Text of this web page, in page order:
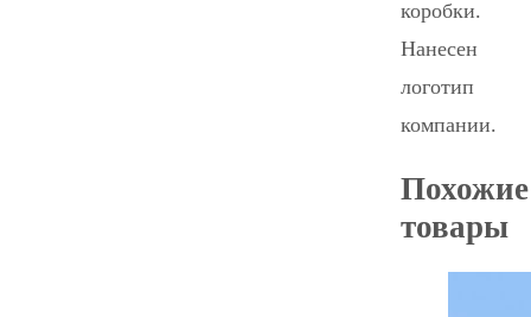
коробки.
Нанесен
логотип
компании.
Похожие
товары